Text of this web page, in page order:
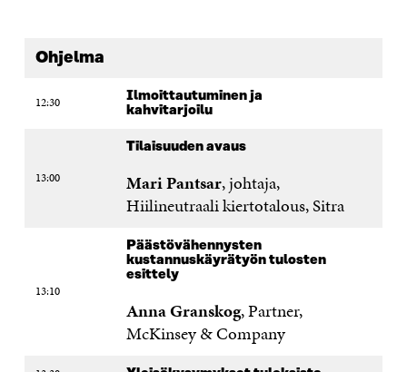
Ohjelma
12:30
Ilmoittautuminen ja
kahvitarjoilu
13:00
Tilaisuuden avaus
Mari Pantsar, johtaja,
Hiilineutraali kiertotalous, Sitra
13:10
Päästövähennysten
kustannuskäyrätyön tulosten
esittely
Anna Granskog, Partner,
McKinsey & Company